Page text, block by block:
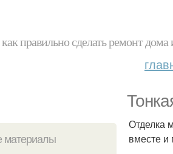
как правильно сделать ремонт
материалы
Отделка
вместе и